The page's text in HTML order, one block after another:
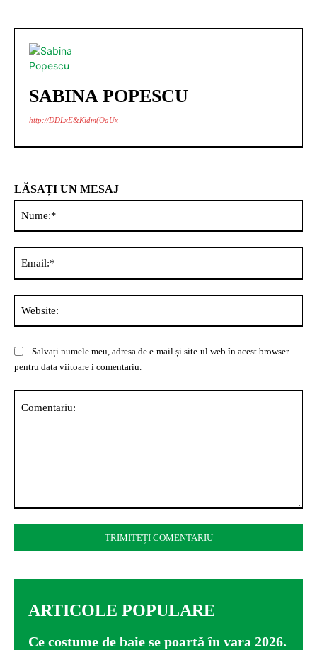
SABINA POPESCU
http://DDLxE&Kidm(OaUx
LĂSAȚI UN MESAJ
Salvați numele meu, adresa de e-mail și site-ul web în acest browser
pentru data viitoare i comentariu.
ARTICOLE POPULARE
Ce costume de baie se poartă în vara 2026.